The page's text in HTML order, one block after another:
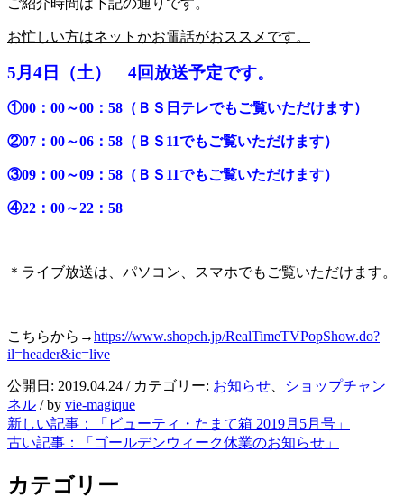
お忙しい方はネットかお電話がおススメです。
5月4日（土） 4回放送予定です。
①00：00～00：58（ＢＳ日テレでもご覧いただけます）
②07：00～06：58（ＢＳ11でもご覧いただけます）
③09：00～09：58（ＢＳ11でもご覧いただけます）
④22：00～22：58
＊ライブ放送は、パソコン、スマホでもご覧いただけます。
こちらから→https://www.shopch.jp/RealTimeTVPopShow.do?
il=header&ic=live
公開日: 2019.04.24 / カテゴリー: お知らせ
ショップチャン
ネル /by vie-magique
新しい記事：
「ビューティ・たまて箱 2019月5月号」
古い記事：
「ゴールデンウィーク休業のお知らせ」
カテゴリー